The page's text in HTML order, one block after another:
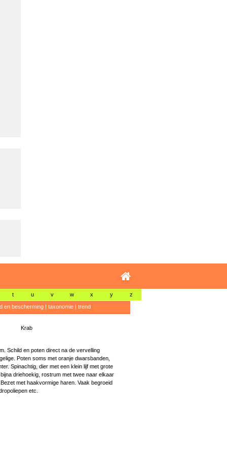
t u v w x y z
en bescherming| taxonomie| trend
Krab
Schild en poten direct na de vervelling
Poten soms met oranje dwarsbanden,
Spinachtig, dier met een klein lijf met grote
driehoekig, rostrum met twee naar elkaar
met haakvormige haren. Vaak begroeid
etc.